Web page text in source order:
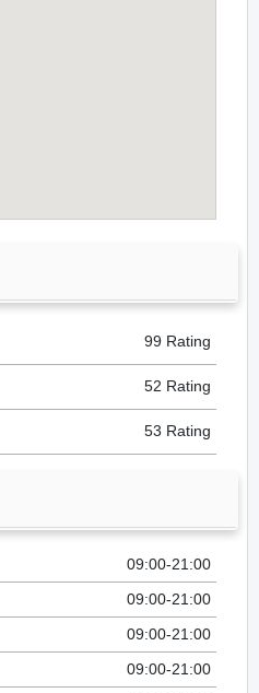
99 Rating
52 Rating
53 Rating
09:00-21:00
09:00-21:00
09:00-21:00
09:00-21:00